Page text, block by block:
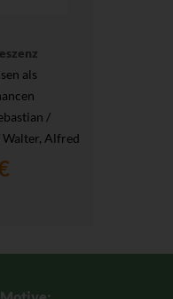
als
/
Walter, Alfred